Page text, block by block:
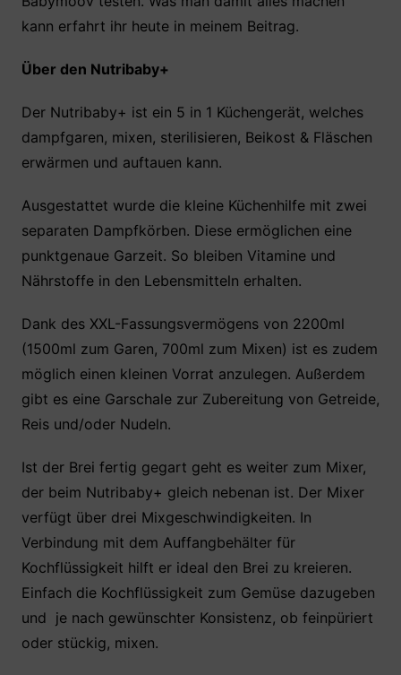
e
b
o
o
k
er s
A
p
p
e
st
n
kann erfahrt ihr heute in meinem Beitrag.
Über den Nutribaby+
Der Nutribaby+ ist ein 5 in 1 Küchengerät, welches
dampfgaren, mixen, sterilisieren, Beikost & Fläschen
erwärmen und auftauen kann.
Ausgestattet wurde die kleine Küchenhilfe mit zwei
separaten Dampfkörben. Diese ermöglichen eine
punktgenaue Garzeit. So bleiben Vitamine und
Nährstoffe in den Lebensmitteln erhalten.
Dank des XXL-Fassungsvermögens von 2200ml
(1500ml zum Garen, 700ml zum Mixen) ist es zudem
möglich einen kleinen Vorrat anzulegen. Außerdem
gibt es eine Garschale zur Zubereitung von Getreide,
Reis und/oder Nudeln.
Ist der Brei fertig gegart geht es weiter zum Mixer,
der beim Nutribaby+ gleich nebenan ist. Der Mixer
verfügt über drei Mixgeschwindigkeiten. In
Verbindung mit dem Auffangbehälter für
Kochflüssigkeit hilft er ideal den Brei zu kreieren.
Einfach die Kochflüssigkeit zum Gemüse dazugeben
und je nach gewünschter Konsistenz, ob feinpüriert
oder stückig, mixen.